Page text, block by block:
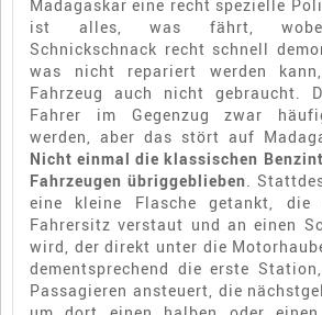
Madagaskar eine recht spezielle
ist alles, was fährt, wobei
Schnickschnack recht schnell
was nicht repariert werden
Fahrzeug auch nicht gebraucht.
Fahrer im Gegenzug zwar
werden, aber das stört auf
Nicht einmal die klassischen
Fahrzeugen übriggeblieben.
eine kleine Flasche getankt, die
Fahrersitz verstaut und an einen
wird, der direkt unter die
dementsprechend die erste
Passagieren ansteuert, die